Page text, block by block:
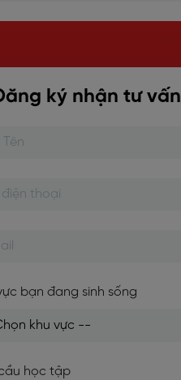
ký nhận tư vấn
bạn đang sinh sống
học tập